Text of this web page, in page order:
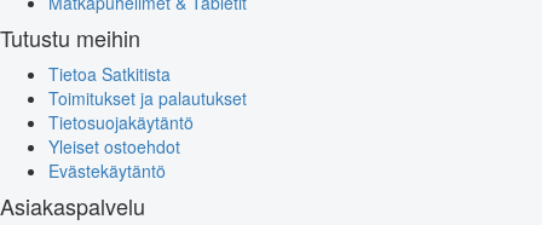
Tutustu meihin
Tietoa Satkitista
Toimitukset ja palautukset
Tietosuojakäytäntö
Yleiset ostoehdot
Evästekäytäntö
Asiakaspalvelu